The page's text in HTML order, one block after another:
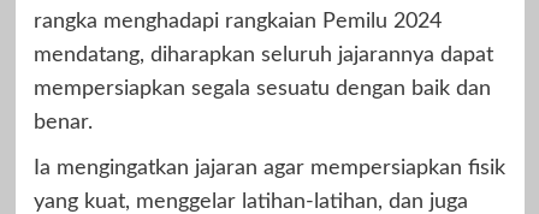
rangka menghadapi rangkaian Pemilu 2024
mendatang, diharapkan seluruh jajarannya dapat
mempersiapkan segala sesuatu dengan baik dan
benar.
Ia mengingatkan jajaran agar mempersiapkan fisik
yang kuat, menggelar latihan-latihan, dan juga